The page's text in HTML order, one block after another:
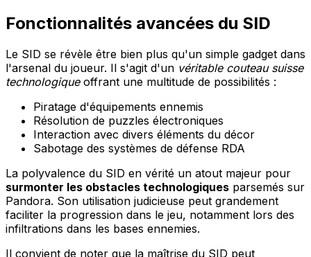
Fonctionnalités avancées du SID
Le SID se révèle être bien plus qu'un simple gadget dans
l'arsenal du joueur. Il s'agit d'un véritable couteau suisse
technologiqueoffrant une multitude de possibilités :
Piratage d'équipements ennemis
Résolution de puzzles électroniques
Interaction avec divers éléments du décor
Sabotage des systèmes de défense RDA
La polyvalence du SID en vérité un atout majeur pour
surmonter les obstacles technologiques parsemés sur
Pandora. Son utilisation judicieuse peut grandement
faciliter la progression dans le jeu, notamment lors des
infiltrations dans les bases ennemies.
Il convient de noter que la maîtrise du SID peut